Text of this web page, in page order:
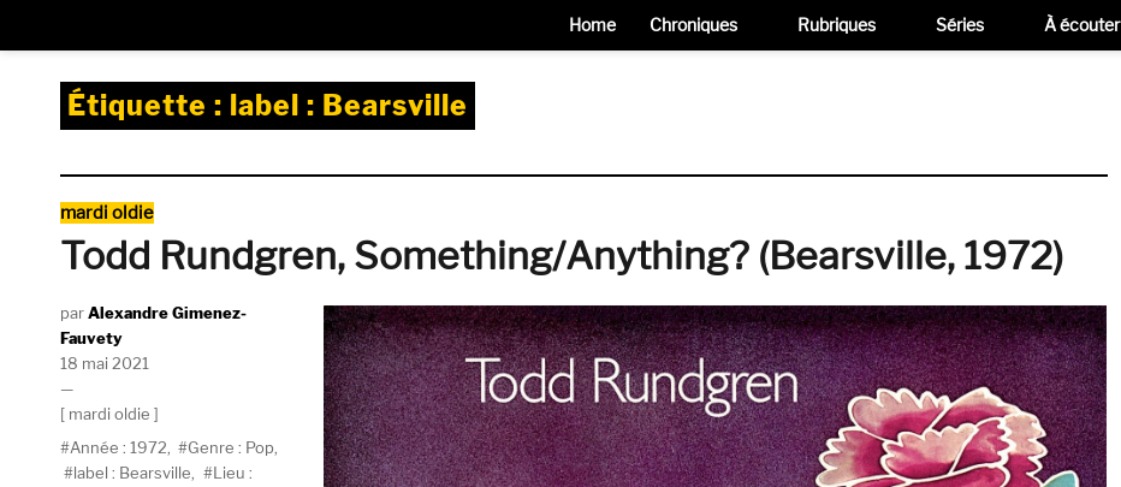
Étiquette : label : Bearsville
Catégories
mardi oldie
Todd Rundgren, Something/Anything? (Bearsville, 1972)
AuteurAlexandre Gimenez-
Fauvety
Publié
le
18 mai 2021
Catégories
mardi oldie
Étiquettes
Année : 1972 Genre : Pop
label : Bearsville
Lieu :
Home Chroniques Rubriques Séries À écouter